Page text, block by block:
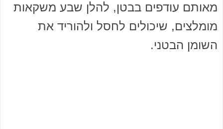
מאותם עודפים בבטן, להלן שבע משקאות
מומלצים, שיכולים לחסל ולהוריד את
השומן הבטני.